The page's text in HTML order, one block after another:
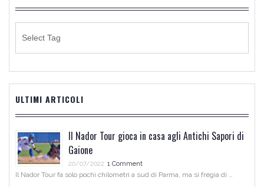
ULTIMI ARTICOLI
Il Nador Tour gioca in casa agli Antichi Sapori di
Gaione
20/07/2022 1 Comment
Il Nador Tour fa solo pochi chilometri a sud di Parma, ma si fregia di …